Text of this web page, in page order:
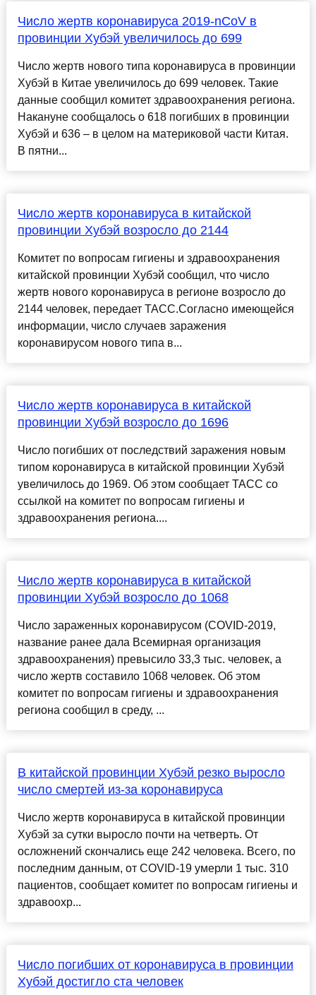
Число жертв коронавируса 2019-nCoV в
провинции Хубэй увеличилось до 699
Число жертв нового типа коронавируса в провинции
Хубэй в Китае увеличилось до 699 человек. Такие
данные сообщил комитет здравоохранения региона.
Накануне сообщалось о 618 погибших в провинции
Хубэй и 636 – в целом на материковой части Китая.
В пятни...
Число жертв коронавируса в китайской
провинции Хубэй возросло до 2144
Комитет по вопросам гигиены и здравоохранения
китайской провинции Хубэй сообщил, что число
жертв нового коронавируса в регионе возросло до
2144 человек, передает ТАСС.Согласно имеющейся
информации, число случаев заражения
коронавирусом нового типа в...
Число жертв коронавируса в китайской
провинции Хубэй возросло до 1696
Число погибших от последствий заражения новым
типом коронавируса в китайской провинции Хубэй
увеличилось до 1969. Об этом сообщает ТАСС со
ссылкой на комитет по вопросам гигиены и
здравоохранения региона....
Число жертв коронавируса в китайской
провинции Хубэй возросло до 1068
Число зараженных коронавирусом (COVID-2019,
название ранее дала Всемирная организация
здравоохранения) превысило 33,3 тыс. человек, а
число жертв составило 1068 человек. Об этом
комитет по вопросам гигиены и здравоохранения
региона сообщил в среду, ...
В китайской провинции Хубэй резко выросло
число смертей из-за коронавируса
Число жертв коронавируса в китайской провинции
Хубэй за сутки выросло почти на четверть. От
осложнений скончались еще 242 человека. Всего, по
последним данным, от COVID-19 умерли 1 тыс. 310
пациентов, сообщает комитет по вопросам гигиены и
здравоохр...
Число погибших от коронавируса в провинции
Хубэй достигло ста человек